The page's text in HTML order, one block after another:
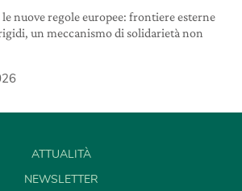
nuove regole europee: frontiere esterne
un meccanismo di solidarietà non
ATTUALITÀ
NEWSLETTER